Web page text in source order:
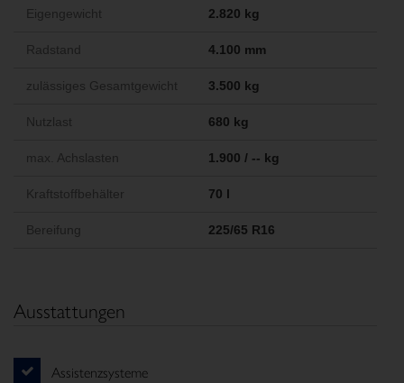
Eigengewicht 2.820 kg
Radstand 4.100 mm
zulässiges Gesamtgewicht 3.500 kg
Nutzlast 680 kg
max. Achslasten 1.900 / -- kg
Kraftstoffbehälter 70 l
Bereifung 225/65 R16
Ausstattungen
Assistenzsysteme